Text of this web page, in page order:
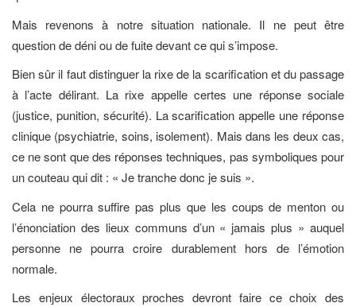
Mais revenons à notre situation nationale. Il ne peut être
question de déni ou de fuite devant ce qui s’impose.
Bien sûr il faut distinguer la rixe de la scarification et du passage
à l’acte délirant. La rixe appelle certes une réponse sociale
(justice, punition, sécurité). La scarification appelle une réponse
clinique (psychiatrie, soins, isolement). Mais dans les deux cas,
ce ne sont que des réponses techniques, pas symboliques pour
un couteau qui dit : « Je tranche donc je suis ».
Cela ne pourra suffire pas plus que les coups de menton ou
l’énonciation des lieux communs d’un « jamais plus » auquel
personne ne pourra croire durablement hors de l’émotion
normale.
Les enjeux électoraux proches devront faire ce choix des